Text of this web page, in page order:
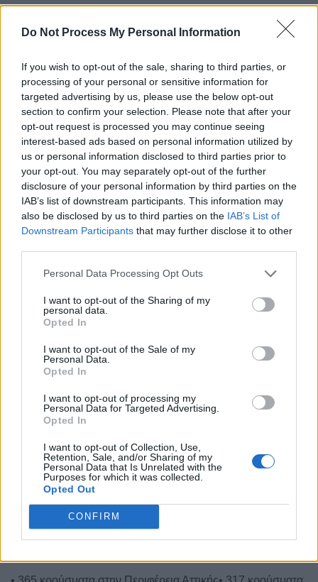
Do Not Process My Personal Information
If you wish to opt-out of the sale, sharing to third parties, or
processing of your personal or sensitive information for
targeted advertising by us, please use the below opt-out
section to confirm your selection. Please note that after your
opt-out request is processed you may continue seeing
interest-based ads based on personal information utilized by
us or personal information disclosed to third parties prior to
your opt-out. You may separately opt-out of the further
disclosure of your personal information by third parties on the
IAB’s list of downstream participants. This information may
also be disclosed by us to third parties on the IAB’s List of
Downstream Participants that may further disclose it to other
Personal Data Processing Opt Outs
I want to opt-out of the Sharing of my
personal data.
Opted In
I want to opt-out of the Sale of my
Personal Data.
Opted In
I want to opt-out of processing my
Personal Data for Targeted Advertising.
Opted In
I want to opt-out of Collection, Use,
Retention, Sale, and/or Sharing of my
Personal Data that Is Unrelated with the
Purposes for which it was collected.
Opted Out
CONFIRM
από το νέο κορωνοϊό (COVID-19)
Δεδομένα έως 9 Δεκεμβρίου 2020, ώρα 15:00
στη χώρα, εκ των οποίων 10 εντοπίστηκαν κατόπιν
ελέγχων στις πύλες εισόδου της χώρας. Ο συνολικός
αριθμός των κρουσμάτων είναι 119720, εκ των οποίων το
52.7% άνδρες.
5038 (4.2%) θεωρούνται σχετιζόμενα με ταξίδι από το
εξωτερικό και 33160 (27.7%) είναι σχετιζόμενα με ήδη
γνωστό κρούσμα.
578 συμπολίτες μας νοσηλεύονται διασωληνωμένοι. Η
ηλικιωμένοι 70 ετών και άνω. 691 ασθενείς έχουν εξέλθει
από τις ΜΕΘ.
Τέλος, έχουμε 95 ακόμα καταγεγραμμένους θανάτους και
3289 θανάτους συνολικά στη χώρα. 1312 (39.9%) γυναίκες
συμπολιτών μας ήταν τα 79 έτη και το 96.2% είχε κάποιο
υποκείμενο νόσημα ή/και ηλικία 70 ετών και άνω.
Αναλυτικότερα:
• 10 κρούσματα κατά τους ελέγχους που διενεργήθηκαν
στις πύλες εισόδου της χώρας
• 2 εισαγόμενα κρούσματα που προσήλθαν αυτοβούλως